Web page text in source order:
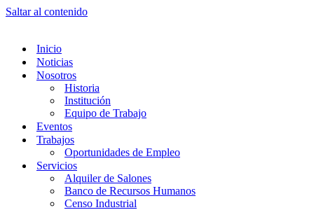
Saltar al contenido
Inicio
Noticias
Nosotros
Historia
Institución
Equipo de Trabajo
Eventos
Trabajos
Oportunidades de Empleo
Servicios
Alquiler de Salones
Banco de Recursos Humanos
Censo Industrial